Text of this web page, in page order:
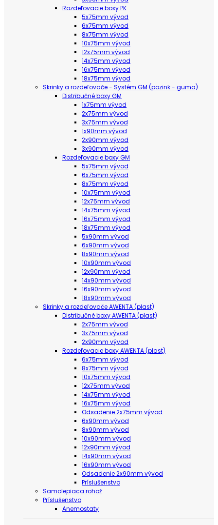
Rozdeľovacie boxy PK
5x75mm vývod
6x75mm vývod
8x75mm vývod
10x75mm vývod
12x75mm vývod
14x75mm vývod
16x75mm vývod
18x75mm vývod
Skrinky a rozdeľovače - Systém GM (pozink - guma)
Distribučné boxy GM
1x75mm vývod
2x75mm vývod
3x75mm vývod
1x90mm vývod
2x90mm vývod
3x90mm vývod
Rozdeľovacie boxy GM
5x75mm vývod
6x75mm vývod
8x75mm vývod
10x75mm vývod
12x75mm vývod
14x75mm vývod
16x75mm vývod
18x75mm vývod
5x90mm vývod
6x90mm vývod
8x90mm vývod
10x90mm vývod
12x90mm vývod
14x90mm vývod
16x90mm vývod
18x90mm vývod
Skrinky a rozdeľovače AWENTA (plast)
Distribučné boxy AWENTA (plast)
2x75mm vývod
3x75mm vývod
2x90mm vývod
Rozdeľovacie boxy AWENTA (plast)
6x75mm vývod
8x75mm vývod
10x75mm vývod
12x75mm vývod
14x75mm vývod
16x75mm vývod
Odsadenie 2x75mm vývod
6x90mm vývod
8x90mm vývod
10x90mm vývod
12x90mm vývod
14x90mm vývod
16x90mm vývod
Odsadenie 2x90mm vývod
Príslušenstvo
Samolepiaca rohož
Príslušenstvo
Anemostaty